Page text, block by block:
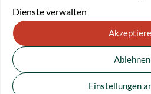
Dienste verwalten
Ablehnen
Einstellungen
Engagement keine Frage des
einer Zeit, in der die
Miteinander übertönt, zeigen
tagtäglich, dass die Demokratie
und von Gemeinsamkeit.
Deshalb wünsche ich mir, dass